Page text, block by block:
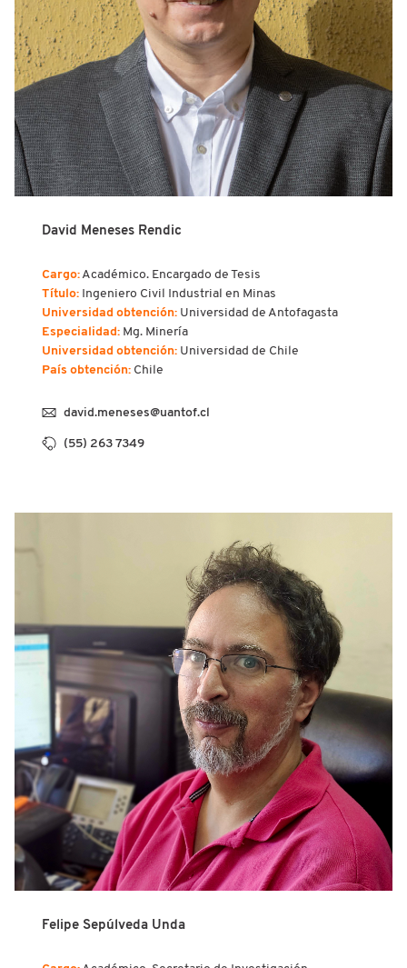
David Meneses Rendic
Cargo: Académico. Encargado de Tesis
Título: Ingeniero Civil Industrial en Minas
Universidad obtención: Universidad de Antofagasta
Especialidad: Mg. Minería
Universidad obtención: Universidad de Chile
País obtención: Chile
david.meneses@uantof.cl
(55) 263 7349
Felipe Sepúlveda Unda